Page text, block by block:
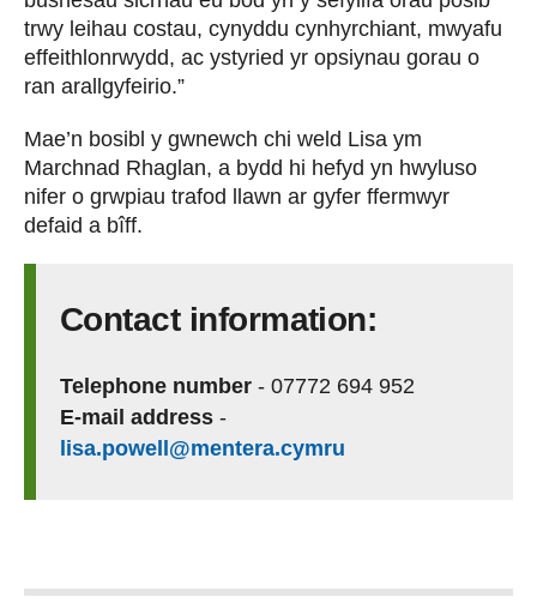
trwy leihau costau, cynyddu cynhyrchiant, mwyafu
effeithlonrwydd, ac ystyried yr opsiynau gorau o
ran arallgyfeirio.”
Mae’n bosibl y gwnewch chi weld Lisa ym
Marchnad Rhaglan, a bydd hi hefyd yn hwyluso
nifer o grwpiau trafod llawn ar gyfer ffermwyr
defaid a bîff.
Contact information:
Telephone number - 07772 694 952
E-mail address -
lisa.powell@mentera.cymru